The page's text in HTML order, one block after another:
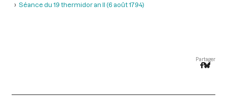
Séance du 19 thermidor an II (6 août 1794)
Partager